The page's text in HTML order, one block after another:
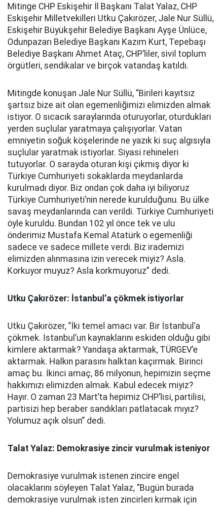
Mitinge CHP Eskişehir İl Başkanı Talat Yalaz, CHP
Eskişehir Milletvekilleri Utku Çakırözer, Jale Nur Süllü,
Eskişehir Büyükşehir Belediye Başkanı Ayşe Ünlüce,
Odunpazarı Belediye Başkanı Kazım Kurt, Tepebaşı
Belediye Başkanı Ahmet Ataç, CHP’liler, sivil toplum
örgütleri, sendikalar ve birçok vatandaş katıldı.
Mitingde konuşan Jale Nur Süllü, “Birileri kayıtsız
şartsız bize ait olan egemenliğimizi elimizden almak
istiyor. O sıcacık saraylarında oturuyorlar, oturdukları
yerden suçlular yaratmaya çalışıyorlar. Vatan
emniyetin soğuk köşelerinde ne yazık ki suç algısıyla
suçlular yaratmak istiyorlar. Siyasi rehineleri
tutuyorlar. O sarayda oturan kişi çıkmış diyor ki
Türkiye Cumhuriyeti sokaklarda meydanlarda
kurulmadı diyor. Biz ondan çok daha iyi biliyoruz
Türkiye Cumhuriyeti’nin nerede kurulduğunu. Bu ülke
savaş meydanlarında can verildi. Türkiye Cumhuriyeti
öyle kuruldu. Bundan 102 yıl önce tek ve ulu
önderimiz Mustafa Kemal Atatürk o egemenliği
sadece ve sadece millete verdi. Biz irademizi
elimizden alınmasına izin verecek miyiz? Asla.
Korkuyor muyuz? Asla korkmuyoruz” dedi.
Utku Çakırözer: İstanbul’a çökmek istiyorlar
Utku Çakırözer, “İki temel amacı var. Bir İstanbul’a
çökmek. İstanbul’un kaynaklarını eskiden olduğu gibi
kimlere aktarmak? Yandaşa aktarmak, TÜRGEV’e
aktarmak. Halkın parasını halktan kaçırmak. Birinci
amaç bu. İkinci amaç, 86 milyonun, hepimizin seçme
hakkımızı elimizden almak. Kabul edecek miyiz?
Hayır. O zaman 23 Mart’ta hepimiz CHP’lisi, partilisi,
partisizi hep beraber sandıkları patlatacak mıyız?
Yolumuz açık olsun” dedi.
Talat Yalaz: Demokrasiye zincir vurulmak isteniyor
Demokrasiye vurulmak istenen zincire engel
olacaklarını söyleyen Talat Yalaz, “Bugün burada
demokrasiye vurulmak isten zincirleri kırmak için